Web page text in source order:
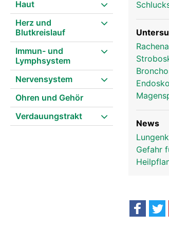
Haut
Herz und
Blutkreislauf
Immun- und
Lymphsystem
Nervensystem
Ohren und Gehör
Verdauungstrakt
News
Gefahr